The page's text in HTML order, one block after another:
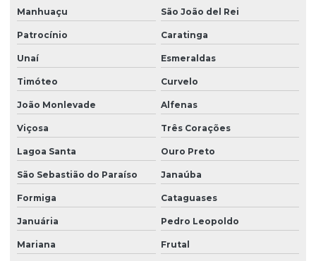
Osmose reversa para laboratório
Osmose reversa para remover impurezas da água
Preço filtro para poço artesiano
Purificador de água para cálcio
Purificador para água dura
Purificador de água para ferro e manganês
Purificador de água para nitrato e nitrito
Purificador para remover ferro
Refil filtro de cálcio
Manhuaçu São João del Rei
Patrocínio Caratinga
Unaí Esmeraldas
Timóteo Curvelo
João Monlevade Alfenas
Viçosa Três Corações
Lagoa Santa Ouro Preto
São Sebastião do Paraíso Janaúba
Formiga Cataguases
Januária Pedro Leopoldo
Mariana Frutal